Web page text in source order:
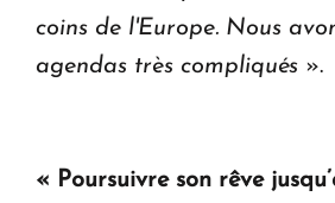
coins de l'Europe. Nous
agendas très compliqués ».
« Poursuivre son rêve